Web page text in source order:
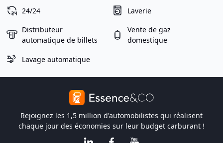
24/24 Laverie
Distributeur
automatique de billets
Vente de gaz
domestique
Lavage automatique
Rejoignez les 1,5 million d'automobilistes qui réalisent
chaque jour des économies sur leur budget carburant !